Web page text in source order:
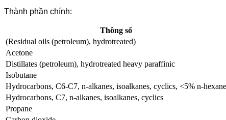
Thành phần chính:
Thông số
(Residual oils (petroleum), hydrotreated)
Acetone
Distillates (petroleum), hydrotreated heavy paraffinic
Isobutane
Hydrocarbons, C6-C7, n-alkanes, isoalkanes, cyclics, <5% n-hexane
Hydrocarbons, C7, n-alkanes, isoalkanes, cyclics
Propane